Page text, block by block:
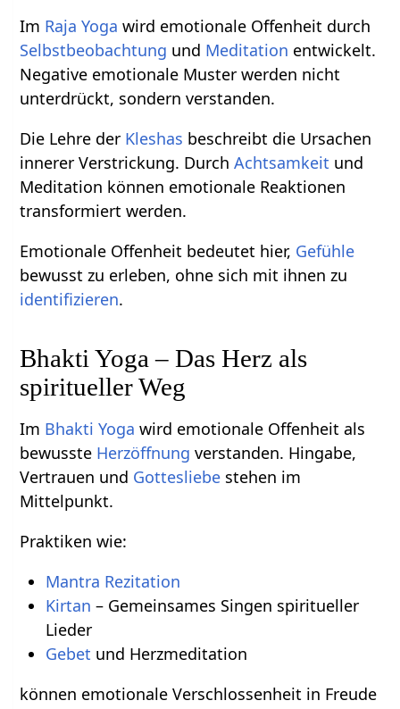
Im Raja Yoga wird emotionale Offenheit durch
Selbstbeobachtung und Meditation entwickelt.
Negative emotionale Muster werden nicht
unterdrückt, sondern verstanden.
Die Lehre der Kleshas beschreibt die Ursachen
innerer Verstrickung. DurchAchtsamkeit und
Meditation können emotionale Reaktionen
transformiert werden.
Emotionale Offenheit bedeutet hier, Gefühle
bewusst zu erleben, ohne sich mit ihnen zu
identifizieren.
Bhakti Yoga – Das Herz als
spiritueller Weg
Im Bhakti Yoga wird emotionale Offenheit als
bewusste Herzöffnung verstanden. Hingabe,
Vertrauen und Gottesliebe stehen im
Mittelpunkt.
Praktiken wie:
Mantra Rezitation
Kirtan – Gemeinsames Singen spiritueller
Lieder
Gebet und Herzmeditation
können emotionale Verschlossenheit in Freude